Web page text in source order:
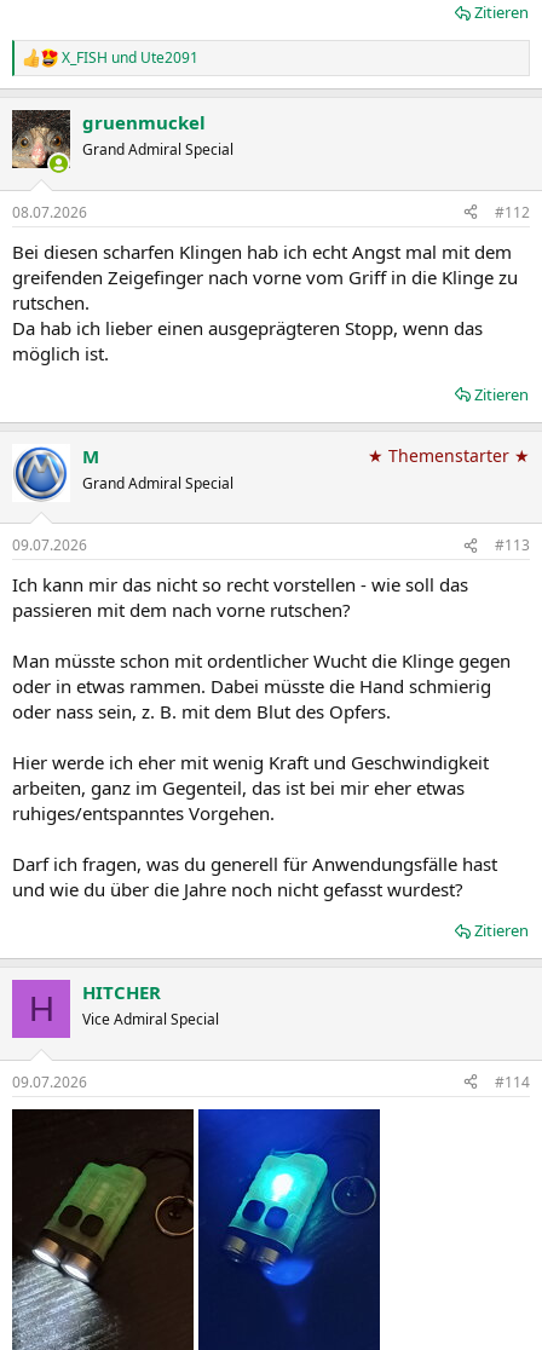
Zitieren
R
e
k
t
i
e
:
X_FISH und Ute2091
gruenmuckel
Grand Admiral Special
08.07.2026 #112
Bei diesen scharfen Klingen hab ich echt Angst mal mit dem
greifenden Zeigefinger nach vorne vom Griff in die Klinge zu
rutschen.
Da hab ich lieber einen ausgeprägteren Stopp, wenn das
möglich ist.
Zitieren
M
Grand Admiral Special
★ Themenstarter ★
09.07.2026 #113
Ich kann mir das nicht so recht vorstellen - wie soll das
passieren mit dem nach vorne rutschen?
Man müsste schon mit ordentlicher Wucht die Klinge gegen
oder in etwas rammen. Dabei müsste die Hand schmierig
oder nass sein, z. B. mit dem Blut des Opfers.
Hier werde ich eher mit wenig Kraft und Geschwindigkeit
arbeiten, ganz im Gegenteil, das ist bei mir eher etwas
ruhiges/entspanntes Vorgehen.
Darf ich fragen, was du generell für Anwendungsfälle hast
und wie du über die Jahre noch nicht gefasst wurdest?
Zitieren
H HITCHER
Vice Admiral Special
09.07.2026 #114